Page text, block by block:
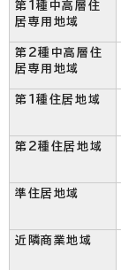
第1種中高層住
居専用地域
第2種中高層住
居専用地域
第1種住居地域
第2種住居地域
準住居地域
近隣商業地域